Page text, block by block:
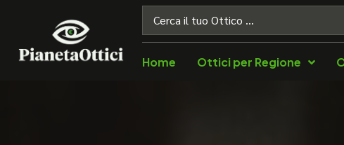
Home Ottici per Regione